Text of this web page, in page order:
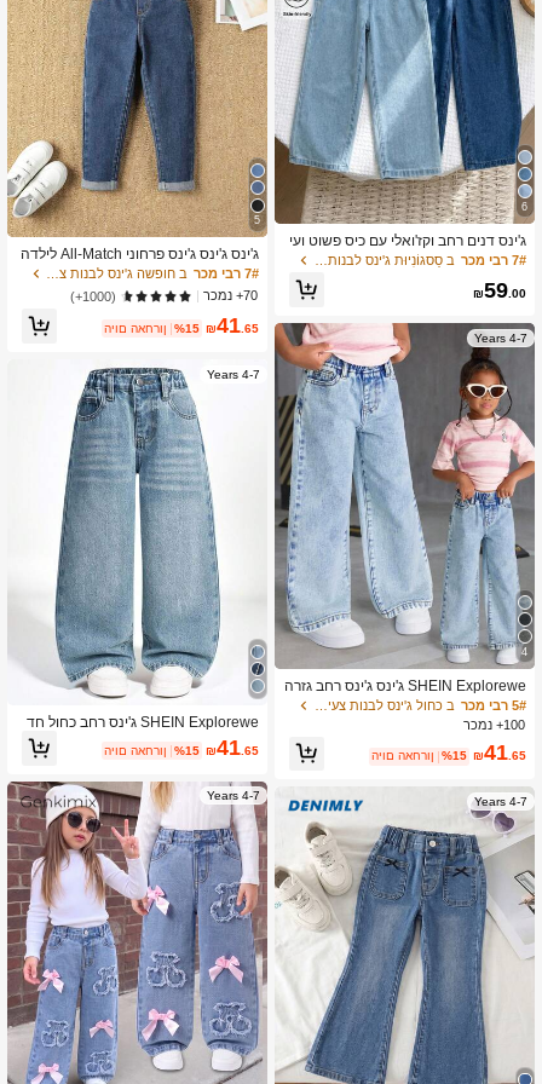
6
ג'ינס דנים רחב וקז'ואלי עם כיס פשוט ועי
צוב טוויסט לנערה
7# רבי מכר
₪59.00
4-7 Years
4
SHEIN Explorewe ג'ינס ג'ינס רחב גזרה
אופנתית ורסטילית לנערות צעירות
5# רבי מכר
100+ נמכר
₪41.65
%15 היום האחרון
4-7 Years
5
ג'ינס ג'ינס ג'ינס פרחוני All-Match לילדה
צעירה לבית ספר ואופנה
7# רבי מכר
70+ נמכר
(1000+)
₪41.65
%15 היום האחרון
4-7 Years
SHEIN Explorewe ג'ינס רחב כחול חד
ש לבנות, מכנסי ג'ינס ישרים עם 5 כיסים,
גזרה צמודה ורב-תכליתית, בד רך ונוח, מ
וש בחוץ
₪41.65
%15 היום האחרון
4-7 Years